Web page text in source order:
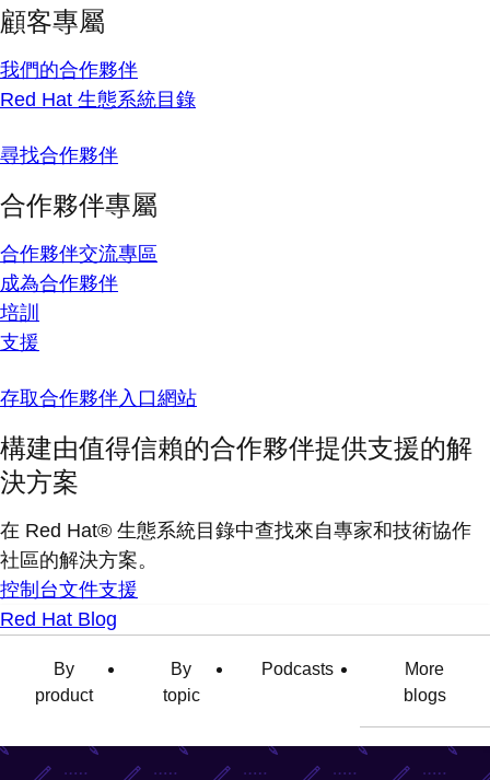
顧客專屬
我們的合作夥伴
Red Hat 生態系統目錄
尋找合作夥伴
合作夥伴專屬
合作夥伴交流專區
成為合作夥伴
培訓
支援
存取合作夥伴入口網站
構建由值得信賴的合作夥伴提供支援的解
決方案
在 Red Hat® 生態系統目錄中查找來自專家和技術協作
社區的解決方案。
控制台文件支援
Red Hat Blog
By
product
By
topic
Podcasts
More
blogs